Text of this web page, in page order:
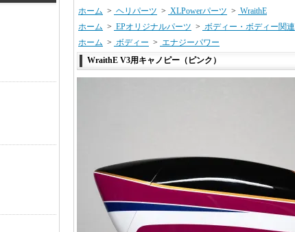
ホーム > ヘリパーツ > XLPowerパーツ > WraithE
ホーム > EPオリジナルパーツ > ボディー・ボディー関連
ホーム > ボディー > エナジーパワー
WraithE V3用キャノピー（ピンク）